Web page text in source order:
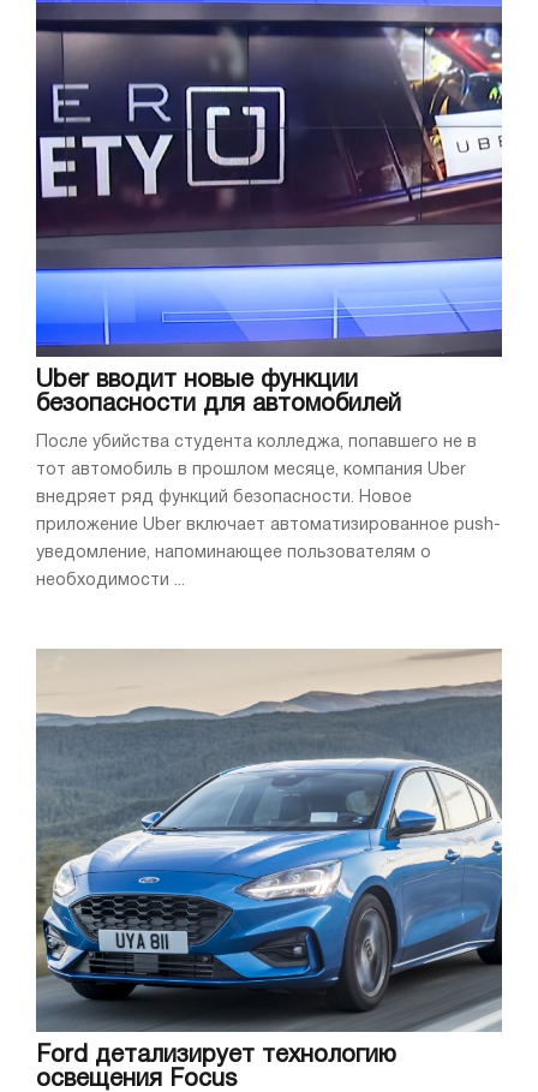
Uber вводит новые функции
безопасности для автомобилей
После убийства студента колледжа, попавшего не в
тот автомобиль в прошлом месяце, компания Uber
внедряет ряд функций безопасности. Новое
приложение Uber включает автоматизированное push-
уведомление, напоминающее пользователям о
необходимости ...
Ford детализирует технологию
освещения Focus